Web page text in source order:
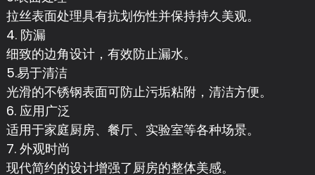
拉丝表面处理具有抗划伤性并保持持久美观。
4. 防漏
细致的边角设计，有效防止漏水。
5.易于清洁
光滑的不锈钢表面可防止污垢粘附，清洁方便。
6. 应用广泛
适用于家庭厨房、餐厅、实验室等各种场景。
7. 外观时尚
现代简约的设计增强了厨房的整体美感。